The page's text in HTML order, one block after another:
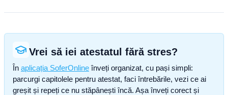
Vrei să iei atestatul fără stres?
În aplicația SoferOnline înveți organizat, cu pași simpli:
parcurgi capitolele pentru atestat, faci întrebările, vezi ce ai
greșit și repeți ce nu stăpânești încă. Așa înveți corect și